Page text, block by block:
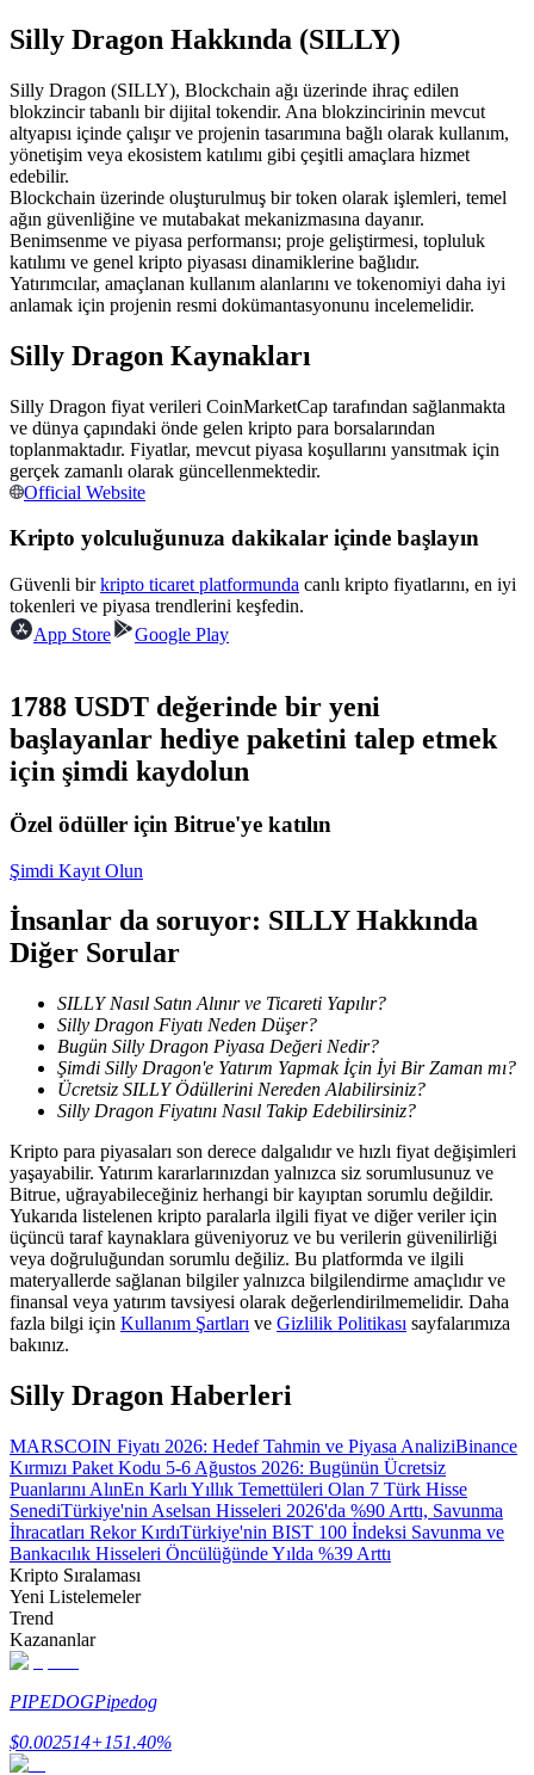
USDC Vadeli İşlemleri
USDC'yi teminat olarak kullanan vadeli işlemler
Kopya Ticaret
En iyi traderlarla güçlerinizi birleştirin
Kopya Tüccarı Olun
Kâr paylaşımı ve kopya ticaret komisyonlarının tadını çıkarın
Bilgi
Ticaret bilgileri vb. dahil olmak üzere büyük veri analizi.
Rehber
Vadeli İşlemler Başlangıç Kılavuzu
Ticaret stratejileri
Silly Dragon Hakkında (SILLY)
Silly Dragon (SILLY), Blockchain ağı üzerinde ihraç edilen
blokzincir tabanlı bir dijital tokendir. Ana blokzincirinin mevcut
altyapısı içinde çalışır ve projenin tasarımına bağlı olarak kullanım,
yönetişim veya ekosistem katılımı gibi çeşitli amaçlara hizmet
edebilir.
Blockchain üzerinde oluşturulmuş bir token olarak işlemleri, temel
ağın güvenliğine ve mutabakat mekanizmasına dayanır.
Benimsenme ve piyasa performansı; proje geliştirmesi, topluluk
katılımı ve genel kripto piyasası dinamiklerine bağlıdır.
Yatırımcılar, amaçlanan kullanım alanlarını ve tokenomiyi daha iyi
anlamak için projenin resmi dokümantasyonunu incelemelidir.
Silly Dragon Kaynakları
Silly Dragon fiyat verileri CoinMarketCap tarafından sağlanmakta
ve dünya çapındaki önde gelen kripto para borsalarından
toplanmaktadır. Fiyatlar, mevcut piyasa koşullarını yansıtmak için
gerçek zamanlı olarak güncellenmektedir.
Official Website
Kripto yolculuğunuza dakikalar içinde başlayın
Güvenli birkripto ticaret platformunda canlı kripto fiyatlarını, en iyi
tokenleri ve piyasa trendlerini keşfedin.
App Store
Google Play
1788 USDT değerinde bir yeni
başlayanlar hediye paketini talep etmek
için şimdi kaydolun
Özel ödüller için Bitrue'ye katılın
Şimdi Kayıt Olun
İnsanlar da soruyor: SILLY Hakkında
Diğer Sorular
SILLY Nasıl Satın Alınır ve Ticareti Yapılır?
Silly Dragon Fiyatı Neden Düşer?
Bugün Silly Dragon Piyasa Değeri Nedir?
Şimdi Silly Dragon'e Yatırım Yapmak İçin İyi Bir Zaman mı?
Ücretsiz SILLY Ödüllerini Nereden Alabilirsiniz?
Silly Dragon Fiyatını Nasıl Takip Edebilirsiniz?
Kripto para piyasaları son derece dalgalıdır ve hızlı fiyat değişimleri
yaşayabilir. Yatırım kararlarınızdan yalnızca siz sorumlusunuz ve
Bitrue, uğrayabileceğiniz herhangi bir kayıptan sorumlu değildir.
Yukarıda listelenen kripto paralarla ilgili fiyat ve diğer veriler için
üçüncü taraf kaynaklara güveniyoruz ve bu verilerin güvenilirliği
veya doğruluğundan sorumlu değiliz. Bu platformda ve ilgili
materyallerde sağlanan bilgiler yalnızca bilgilendirme amaçlıdır ve
finansal veya yatırım tavsiyesi olarak değerlendirilmemelidir. Daha
fazla bilgi için Kullanım Şartları ve Gizlilik Politikası sayfalarımıza
bakınız.
Silly Dragon Haberleri
MARSCOIN Fiyatı 2026: Hedef Tahmin ve Piyasa AnaliziBinance
Kırmızı Paket Kodu 5-6 Ağustos 2026: Bugünün Ücretsiz
Puanlarını AlınEn Karlı Yıllık Temettüleri Olan 7 Türk Hisse
SenediTürkiye'nin Aselsan Hisseleri 2026'da %90 Arttı, Savunma
İhracatları Rekor KırdıTürkiye'nin BIST 100 İndeksi Savunma ve
Bankacılık Hisseleri Öncülüğünde Yılda %39 Arttı
Kripto Sıralaması
Yeni Listelemeler
Trend
Kazananlar
PIPEDOGPipedog
$0.002514+151.40%